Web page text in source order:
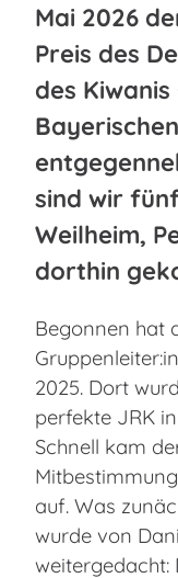
Mai 2026
Preis des
des
sind wir
Weilheim,
dorthin
Begonnen hat
2025. Dort
perfekte JRK
Schnell kam
auf. Was
wurde von
weitergedacht: